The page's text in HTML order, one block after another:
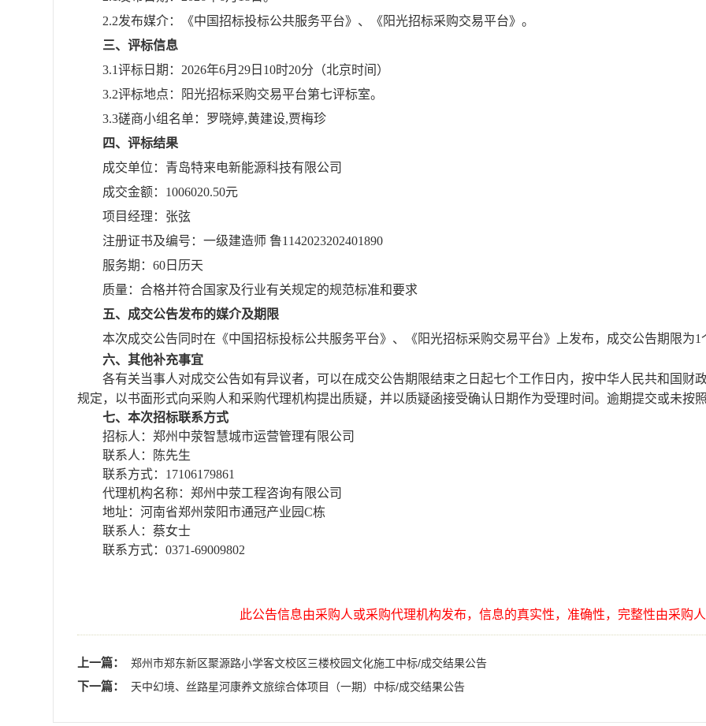
2.2发布媒介：《中国招标投标公共服务平台》、《阳光招标采购交易平台》 。
三、评标信息
3.1评标日期：2026年6月 29 日 10时20分（北京时间）
3.2评标地点：阳光招标采购交易平台第七评标室。
3.3磋商小组名单：罗晓婷,黄建设,贾梅珍
四、评标结果
成交单位：青岛特来电新能源科技有限公司
成交金额： 1006020.50元
项目经理 ： 张弦
注册证书及编号： 一级建造师 鲁1142023202401890
服务期 ： 60 日历天
质量：合格并符合国家及行业有关规定的规范标准和要求
五、成交公告发布的媒介及期限
本次成交公告同时在《中国招标投标公共服务平台》、《阳光招标采购交易平台》上发布，成交公告期限为1
六、其他补充事宜
各有关当事人对成交公告如有异议者，可以在成交公告期限结束之日起七个工作日内，按中华人民共和国财
规定，以书面形式向采购人和采购代理机构提出质疑，并以质疑函接受确认日期作为受理时间。逾期提交或未按
七、本次招标联系方式
招标人： 郑州中荥智慧城市运营管理有限公司
联系人：
陈先生
联系方式： 17106179861
代理机构名称：郑州中荥工程咨询有限公司
地址： 河南省郑州 荥阳市通冠产业园C栋
联系人： 蔡女士
联系方式： 0371-69009802
此公告信息由采购人或采购代理机构发布，信息的真实性，准确性，完整性由采购
上一篇： 郑州市郑东新区聚源路小学客文校区三楼校园文化施工中标/成交结果公告
下一篇： 天中幻境、丝路星河康养文旅综合体项目（一期）中标/成交结果公告